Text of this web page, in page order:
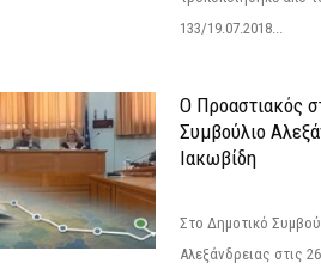
133/19.07.2018...
Ο Προαστιακός
Συμβούλιο
Ιακωβίδη
Στο Δημοτικό
Αλεξάνδρειας στις